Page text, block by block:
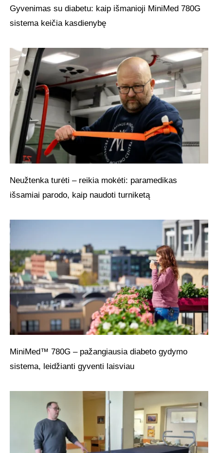
Gyvenimas su diabetu: kaip išmanioji MiniMed 780G
sistema keičia kasdienybę
Neužtenka turėti – reikia mokėti: paramedikas
išsamiai parodo, kaip naudoti turniketą
MiniMed™ 780G – pažangiausia diabeto gydymo
sistema, leidžianti gyventi laisviau